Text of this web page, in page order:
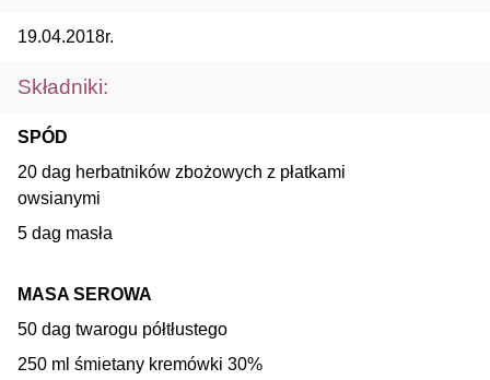
19.04.2018r.
Składniki:
SPÓD
20 dag herbatników zbożowych z płatkami
owsianymi
5 dag masła
MASA SEROWA
50 dag twarogu półtłustego
250 ml śmietany kremówki 30%